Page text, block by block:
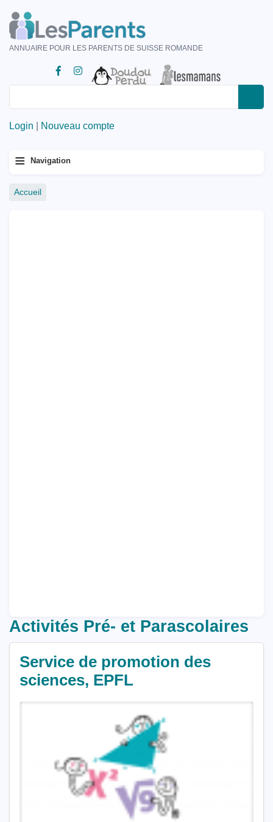
au
contenu
principal
ANNUAIRE POUR LES PARENTS DE SUISSE ROMANDE
Login Nouveau compte
Menu
≡ Navigation
Fil
Accueil
Activités Pré- et Parascolaires
Service de promotion des
sciences, EPFL